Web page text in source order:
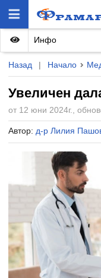
Назад | Начало
Увеличен
от 12 юни 2024г.,
Автор: д-р Лилия
Инфо